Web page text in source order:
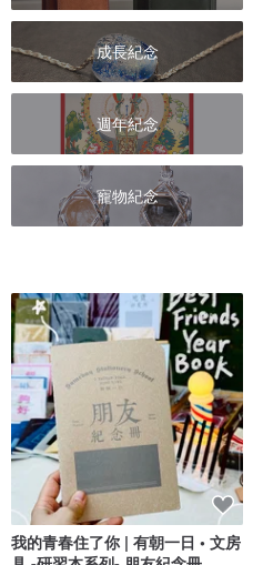
成長紀念
週年紀念
寵物紀念
我的青春住了你 | 有朝一日 • 文房